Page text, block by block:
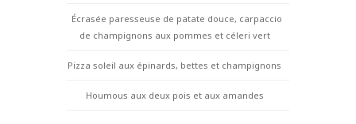
Écrasée paresseuse de patate douce, carpaccio
de champignons aux pommes et céleri vert
Pizza soleil aux épinards, bettes et champignons
Houmous aux deux pois et aux amandes